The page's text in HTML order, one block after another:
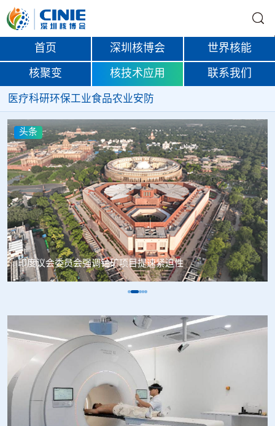
首页 深圳核博会 世界核能
核聚变 核技术应用 联系我们
医疗科研环保工业食品农业安防
头条
中核辐智正式设立 中国同辐持股90%打通核医疗全产业链